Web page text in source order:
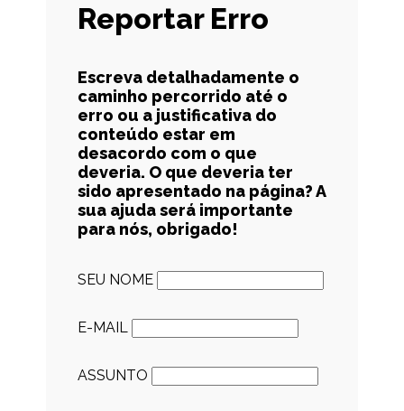
Reportar Erro
Escreva detalhadamente o
caminho percorrido até o
erro ou a justificativa do
conteúdo estar em
desacordo com o que
deveria. O que deveria ter
sido apresentado na página? A
sua ajuda será importante
para nós, obrigado!
SEU NOME
E-MAIL
ASSUNTO